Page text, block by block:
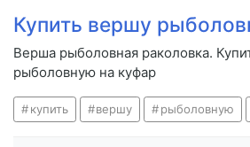
Купить вершу
Верша рыболовная раколовка.
рыболовную на куфар
купить вершу рыболовную